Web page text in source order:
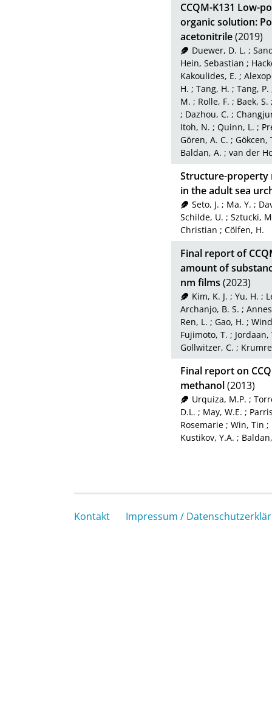
CCQM-K131 Low-
organic solution:
acetonitrile(2019)
Duewer, D. L. ;
Hein, Sebastian ;
Kakoulides, E. ;
H. ; Tang, H. ; Tang, P.
M. ; Rolle, F. ; Baek, S.
; Dazhou, C. ;
Itoh, N. ; Quinn, L. ;
Gören, A. C. ; Gökcen,
Baldan, A. ; van der
Structure-property
in the adult sea
Seto, J. ; Ma, Y. ;
Schilde, U. ; Sztucki,
Christian ; Cölfen, H.
Final report of
amount of
nm films (2023)
Kim, K. J. ; Yu, H. ;
Archanjo, B. S. ;
Ren, L. ; Gao, H. ;
Fujimoto, T. ; Jordaan,
Gollwitzer, C. ;
Final report on
methanol(2013)
Urquiza, M.P. ;
D.L. ; May, W.E. ;
Rosemarie ; Win, Tin ;
Kustikov, Y.A. ;
Kontakt Impressum /